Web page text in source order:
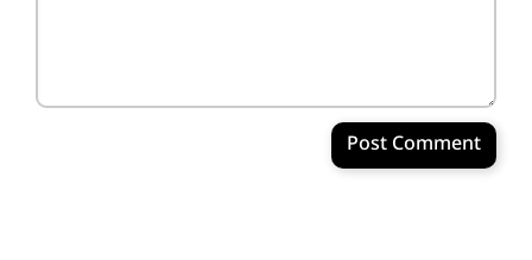
Post Comment